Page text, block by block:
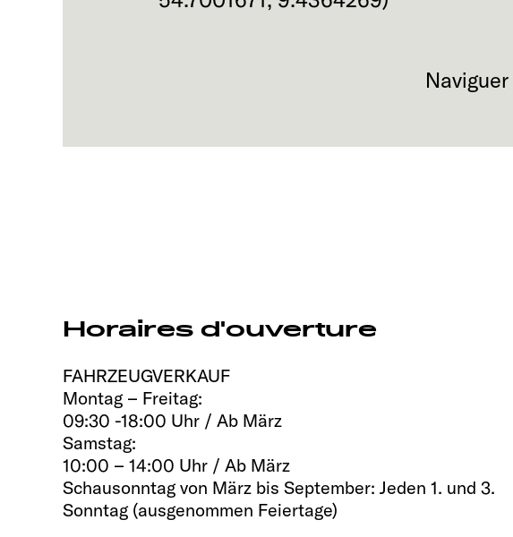
Naviguer
Horaires d'ouverture
FAHRZEUGVERKAUF
Montag – Freitag:
09:30 -18:00 Uhr / Ab März
Samstag:
10:00 – 14:00 Uhr / Ab März
Schausonntag von März bis September: Jeden 1. und 3.
Sonntag (ausgenommen Feiertage)